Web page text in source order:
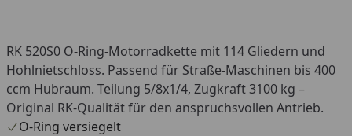
RK 520S0 O-Ring-Motorradkette mit 114 Gliedern und
Hohlnietschloss. Passend für Straße-Maschinen bis 400
ccm Hubraum. Teilung 5/8x1/4, Zugkraft 3100 kg –
Original RK-Qualität für den anspruchsvollen Antrieb.
O-Ring versiegelt